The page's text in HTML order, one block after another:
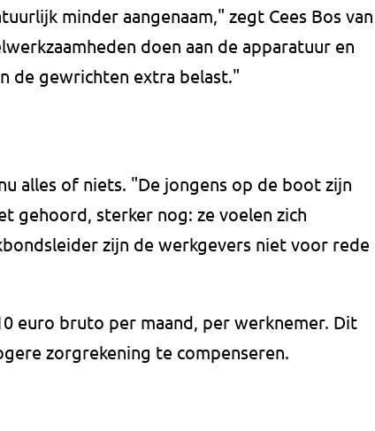
minder aangenaam," zegt Cees Bos van
doen aan de apparatuur en
de gewrichten extra belast."
alles of niets. "De jongens op de boot zijn
gehoord, sterker nog: ze voelen zich
zijn de werkgevers niet voor rede
euro bruto per maand, per werknemer. Dit
zorgrekening te compenseren.